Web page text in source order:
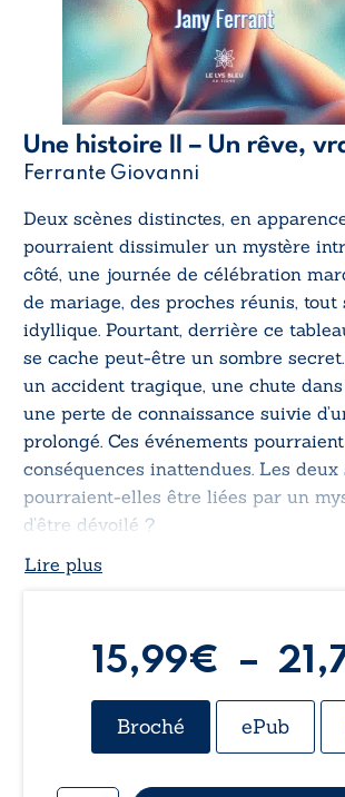
Une histoire II – Un rêve,
Ferrante Giovanni
Deux scènes distinctes, en
pourraient dissimuler un mystère
côté, une journée de célébration
de mariage, des proches réunis, tout
idyllique. Pourtant, derrière ce
se cache peut-être un sombre secret.
un accident tragique, une chute
une perte de connaissance suivie
prolongé. Ces événements
conséquences inattendues. Les deux
pourraient-elles être liées par un
d’être dévoilé ?
Lire plus
15,99€ –
Broché ePub